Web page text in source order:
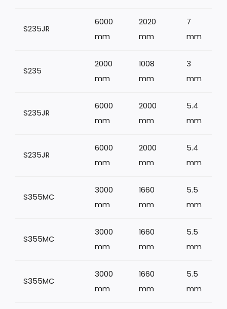
S235JR
6000
mm
2020
mm
7
mm
S235
2000
mm
1008
mm
3
mm
S235JR
6000
mm
2000
mm
5.4
mm
S235JR
6000
mm
2000
mm
5.4
mm
S355MC
3000
mm
1660
mm
5.5
mm
S355MC
3000
mm
1660
mm
5.5
mm
S355MC
3000
mm
1660
mm
5.5
mm